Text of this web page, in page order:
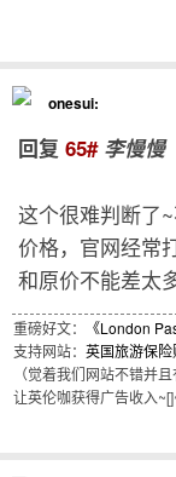
onesui:
回复 65# 李慢慢
这个很难判断了
价格，官网经常
和原价不能差太
重磅好文： 《London
支持网站： 英国旅游保险
（觉着我们网站不错并
让英伦咖获得广告收入